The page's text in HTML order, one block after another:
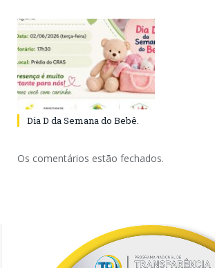
Dia D da Semana do Bebê.
Os comentários estão fechados.